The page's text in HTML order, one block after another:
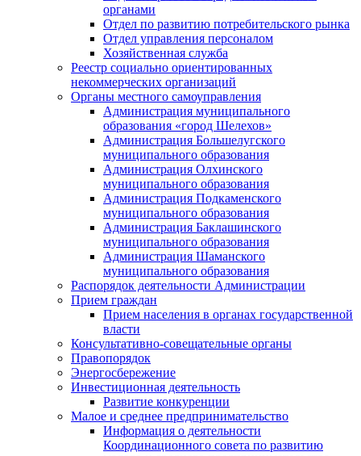
органами
Отдел по развитию потребительского рынка
Отдел управления персоналом
Хозяйственная служба
Реестр социально ориентированных
некоммерческих организаций
Органы местного самоуправления
Администрация муниципального
образования «город Шелехов»
Администрация Большелугского
муниципального образования
Администрация Олхинского
муниципального образования
Администрация Подкаменского
муниципального образования
Администрация Баклашинского
муниципального образования
Администрация Шаманского
муниципального образования
Распорядок деятельности Администрации
Прием граждан
Прием населения в органах государственной
власти
Консультативно-совещательные органы
Правопорядок
Энергосбережение
Инвестиционная деятельность
Развитие конкуренции
Малое и среднее предпринимательство
Информация о деятельности
Координационного совета по развитию